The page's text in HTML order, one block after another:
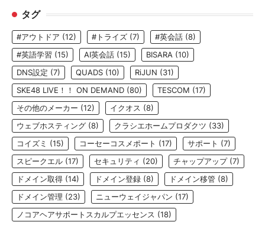
タグ
#アウトドア (12) #トライズ (7) #英会話 (8)
#英語学習 (15) AI英会話 (15) BISARA (10)
DNS設定 (7) QUADS (10) RiJUN (31)
SKE48 LIVE！！ ON DEMAND (80) TESCOM (17)
その他のメーカー (12) イクオス (8)
ウェブホスティング (8) クラシエホームプロダクツ (33)
コイズミ (15) コーセーコスメポート (17) サポート (7)
スピークエル (17) セキュリティ (20) チャップアップ(7)
ドメイン取得 (14) ドメイン登録 (8) ドメイン移管 (8)
ドメイン管理 (23) ニューウェイジャパン (17)
ノコアヘアサポートスカルプエッセンス (18)